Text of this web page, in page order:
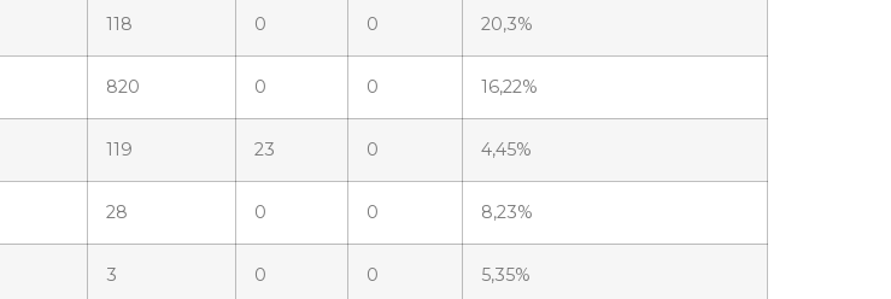
118 0 0 20,3%
820 0 0 16,22%
119 23 0 4,45%
28 0 0 8,23%
3 0 0 5,35%